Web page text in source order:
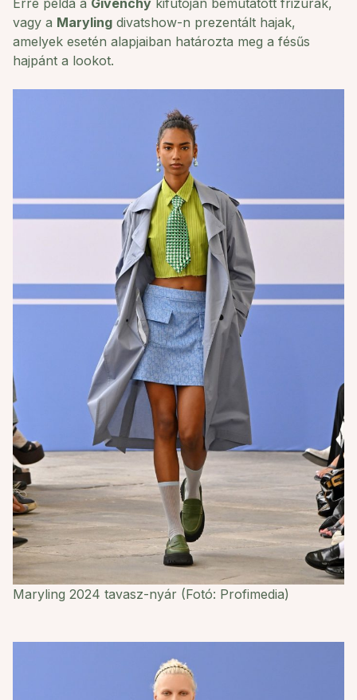
vagy a Maryling divatshow-n prezentált hajak,
amelyek esetén alapjaiban határozta meg a fésűs
hajpánt a lookot.
Maryling 2024 tavasz-nyár (Fotó: Profimedia)